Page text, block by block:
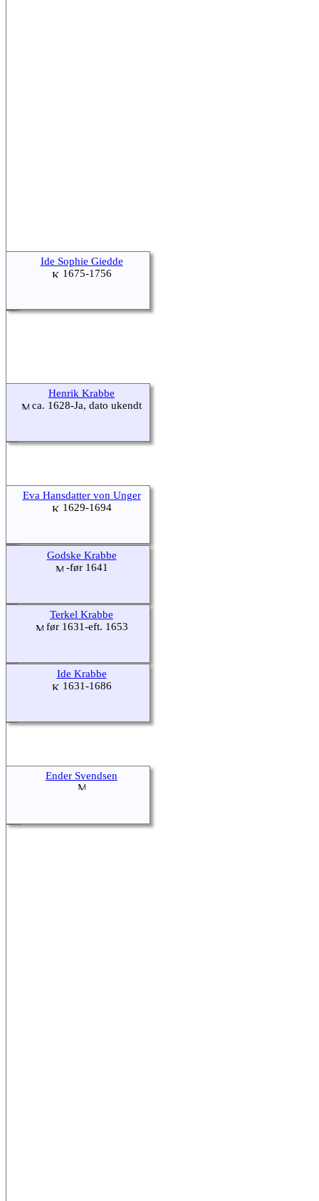
Ide Sophie Giedde
1675-1756
Henrik Krabbe
ca. 1628-Ja, dato ukendt
Eva Hansdatter von Unger
1629-1694
Godske Krabbe
-før 1641
Terkel Krabbe
før 1631-eft. 1653
Ide Krabbe
1631-1686
Ender Svendsen